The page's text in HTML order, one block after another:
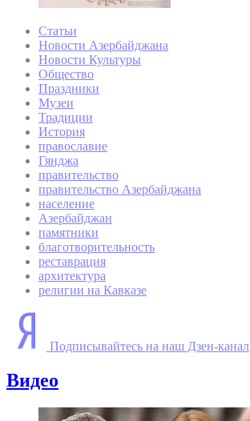
Статьи
Новости Азербайджана
Новости Культуры
Общество
Праздники
Музеи
Традиции
История
православие
Гянджа
правительство
правительство Азербайджана
население
Азербайджан
памятники
благотворительность
реставрация
архитектура
религии на Кавказе
Подписывайтесь на наш Дзен-канал
Видео